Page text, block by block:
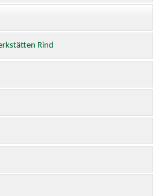
Rind